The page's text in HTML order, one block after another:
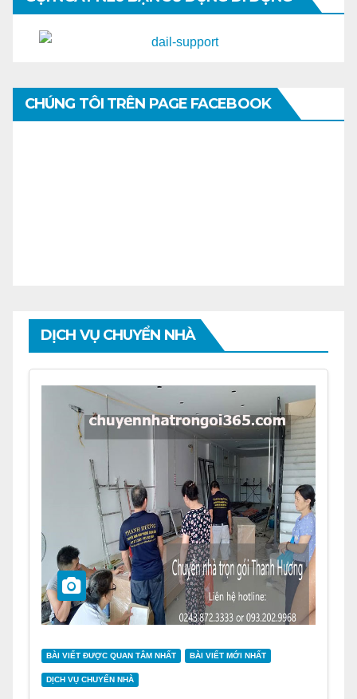
CHÚNG TÔI TRÊN PAGE FACEBOOK
DỊCH VỤ CHUYỂN NHÀ
BÀI VIẾT ĐƯỢC QUAN TÂM NHẤT BÀI VIẾT MỚI NHẤT
DỊCH VỤ CHUYỂN NHÀ